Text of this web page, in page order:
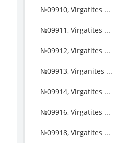
№09910, Virgatites ...
№09911, Virgatites ...
№09912, Virgatites ...
№09913, Virganites ...
№09914, Virgatites ...
№09916, Virgatites ...
№09918, Virgatites ...